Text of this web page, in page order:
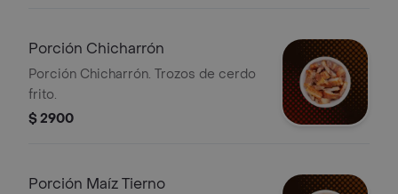
Porción Chicharrón
Porción Chicharrón. Trozos de cerdo
frito.
$ 2900
Porción Maíz Tierno